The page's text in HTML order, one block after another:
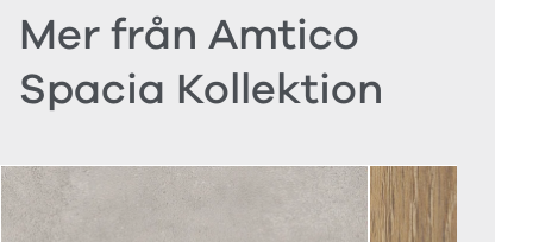
Mer från Amtico
Spacia Kollektion